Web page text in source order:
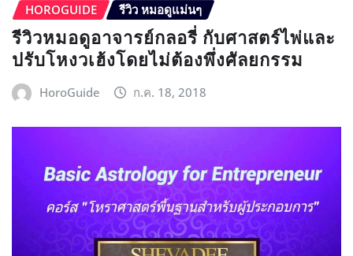
HOROGUIDE รีวิว หมอดูแม่นๆ
รีวิวหมอดูอาจารย์กลอรี่ กับศาสตร์ไพ่และ
ปรับโหงวเฮ้งโดยไม่ต้องพึ่งศัลยกรรม
HoroGuide ก.ค. 18, 2018